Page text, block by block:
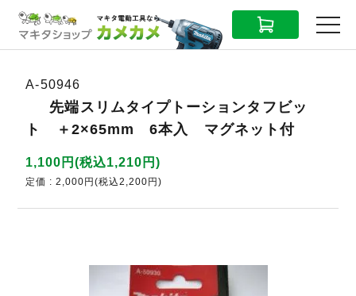
CART MENU
A-50946
先端スリムタイプトーションタフビッ
ト ＋2×65mm 6本入 マグネット付
1,100円(税込1,210円)
定価 : 2,000円(税込2,200円)